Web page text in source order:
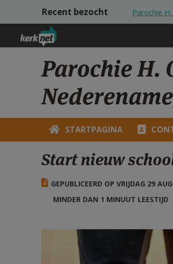
Overslaan en naar de inhoud gaan
Recent bezocht Parochie
Parochie H.
STARTPAGINA
Start nieuw
GEPUBLICEERD OP VRIJDAG 29
MINDER DAN 1 MINUUT LEESTIJD